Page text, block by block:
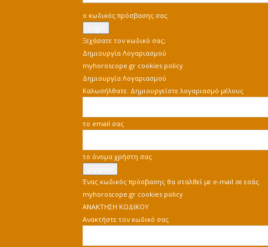
ο κωδικός πρόσβασης σας
Ξεχάσατε τον κωδικό σας;
Δημιουργία Λογαριασμού
myhoroscope.gr cookies policy
Δημιουργία Λογαριασμού
Καλωσήλθατε. Δημιουργείστε λογαριασμό μέλους
το email σας
το όνομα χρήστη σας
Ένας κωδικός πρόσβασης θα σταλθεί με e-mail σε εσάς.
myhoroscope.gr cookies policy
ΑΝΑΚΤΗΣΗ ΚΩΔΙΚΟΥ
Ανακτήστε τον κωδικό σας